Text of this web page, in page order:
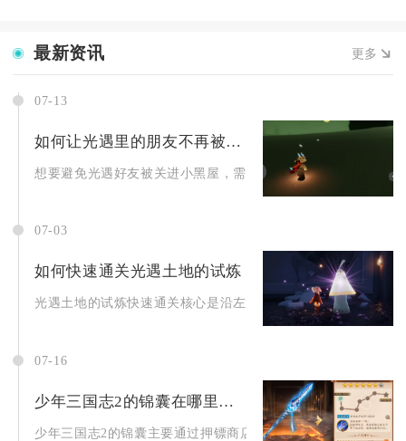
最新资讯 更多
07-13
如何让光遇里的朋友不再被关进小黑屋
想要避免光遇好友被关进小黑屋，需要区分两种小黑屋类型分
07-03
如何快速通关光遇土地的试炼
光遇土地的试炼快速通关核心是沿左侧主路、稳跳旋转方块、
07-16
少年三国志2的锦囊在哪里购得
少年三国志2的锦囊主要通过押镖商店兑换、限时活动商城采购